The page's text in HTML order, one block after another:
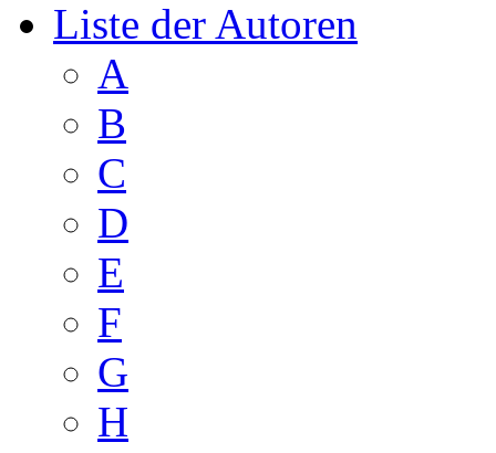
Liste der Autoren
A
B
C
D
E
F
G
H